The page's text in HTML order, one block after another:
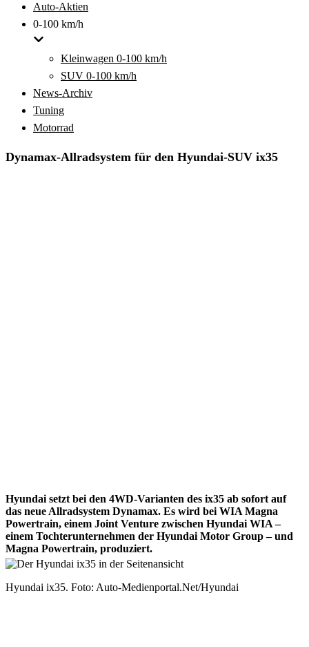
Auto-Aktien
0-100 km/h
Kleinwagen 0-100 km/h
SUV 0-100 km/h
News-Archiv
Tuning
Motorrad
Dynamax-Allradsystem für den Hyundai-SUV ix35
Hyundai setzt bei den 4WD-Varianten des ix35 ab sofort auf
das neue Allradsystem Dynamax. Es wird bei WIA Magna
Powertrain, einem Joint Venture zwischen Hyundai WIA –
einem Tochterunternehmen der Hyundai Motor Group – und
Magna Powertrain, produziert.
Hyundai ix35. Foto: Auto-Medienportal.Net/Hyundai